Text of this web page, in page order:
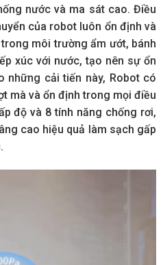
nước và ma sát cao. Điều
của robot luôn ổn định và
môi trường ẩm ướt, bánh
xúc với nước, tạo nên sự ổn
những cải tiến này, Robot có
mà và ổn định trong mọi điều
độ và 8 tính năng chống rơi,
cao hiệu quả làm sạch gấp